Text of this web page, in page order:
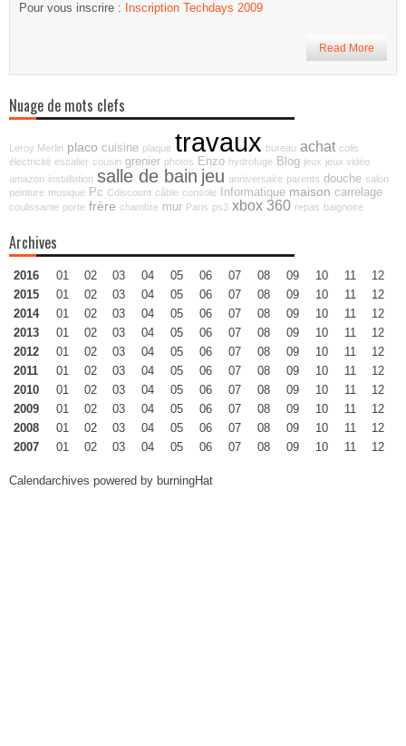
Pour vous inscrire : Inscription Techdays 2009
Read More
Nuage de mots clefs
Leroy Merlin placo cuisine plaque travaux bureau achat colis
électricité escalier cousin grenier photos Enzo hydrofuge Blog jeux jeux vidéo
amazon installation salle de bain jeu anniversaire parents douche salon
peinture musique Pc Cdiscount câble console Informatique maison carrelage
coulissante porte frère chambre mur Paris ps3 xbox 360 repas baignoire
Archives
2016 01 02 03 04 05 06 07 08 09 10 11
12
2015
01 02 03 04 05 06 07 08 09 10 11
12
2014
01 02 03 04 05 06 07 08 09 10 11
12
2013
01 02 03 04 05 06 07 08 09 10 11
12
2012
01 02 03 04 05 06 07 08 09 10 11
12
2011
01 02 03 04 05 06 07 08 09 10 11
12
2010
01 02 03 04 05 06 07 08 09 10 11
12
2009
01 02 03 04 05 06 07 08 09 10 11
12
2008
01 02 03 04 05 06 07 08 09 10 11
12
2007
01 02 03 04 05 06 07 08 09 10 11 12
Calendarchives powered by burningHat